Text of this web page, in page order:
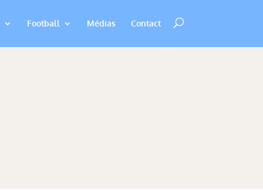
Football Médias Contact